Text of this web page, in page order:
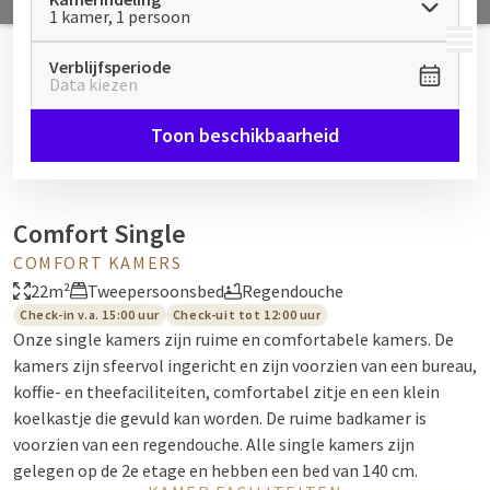
MENU
1 kamer, 1 persoon
Verblijfsperiode
Data kiezen
Toon beschikbaarheid
Comfort Single
COMFORT KAMERS
22m²
Tweepersoonsbed Regendouche
Check-in v.a. 15:00 uur Check-uit tot 12:00 uur
Onze single kamers zijn ruime en comfortabele kamers. De
kamers zijn sfeervol ingericht en zijn voorzien van een bureau,
koffie- en theefaciliteiten, comfortabel zitje en een klein
koelkastje die gevuld kan worden. De ruime badkamer is
voorzien van een regendouche. Alle single kamers zijn
gelegen op de 2e etage en hebben een bed van 140 cm.